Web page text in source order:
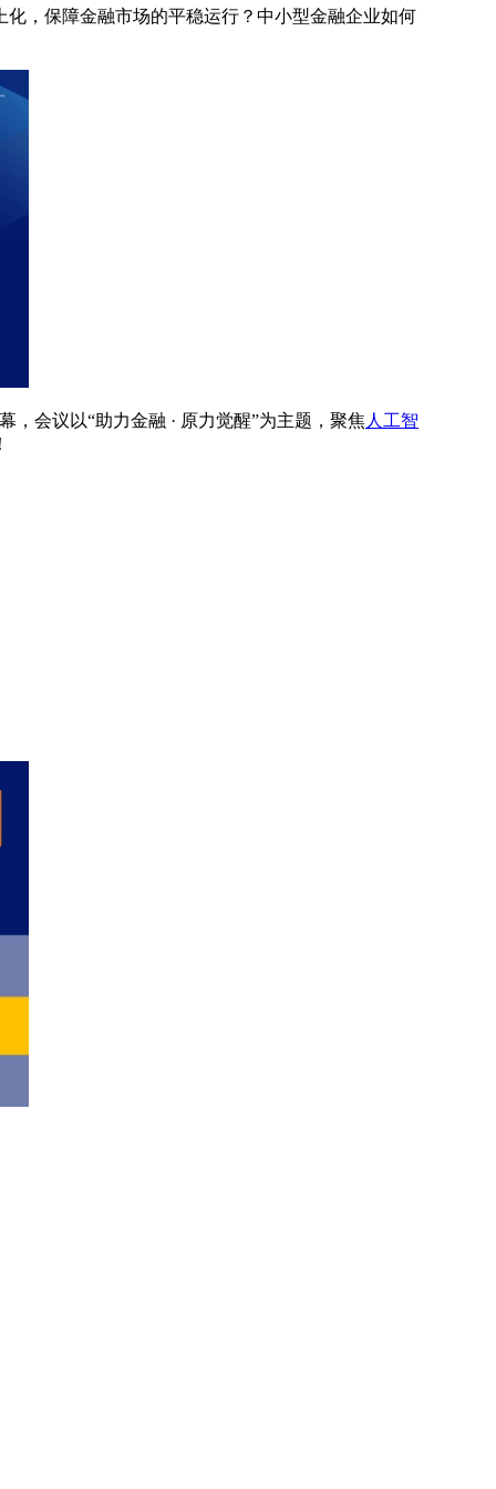
，保障金融市场的平稳运行？中小型金融企业如何
，会议以“助力金融 · 原力觉醒”为主题，聚焦 人工智